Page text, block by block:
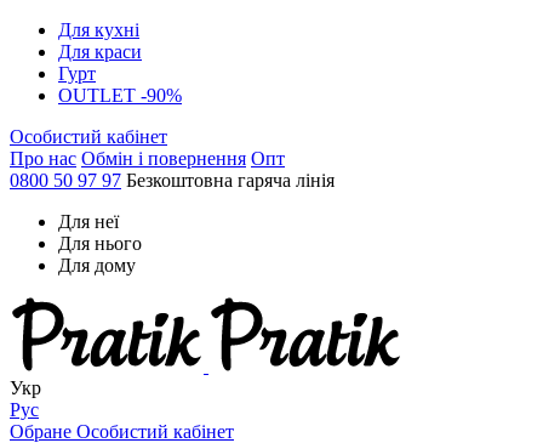
Для кухні
Для краси
Гурт
OUTLET -90%
Особистий кабінет
Про нас Обмін і повернення Опт
0800 50 97 97 Безкоштовна гаряча лінія
Для неї
Для нього
Для дому
Укр
Рус
Обране Особистий кабінет